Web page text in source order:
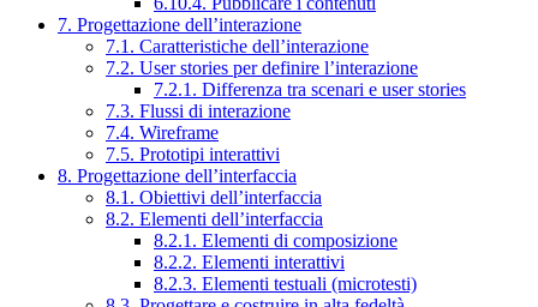
7. Progettazione dell’interazione
7.1. Caratteristiche dell’interazione
7.2. User stories per definire l’interazione
7.2.1. Differenza tra scenari e user stories
7.3. Flussi di interazione
7.4. Wireframe
7.5. Prototipi interattivi
8. Progettazione dell’interfaccia
8.1. Obiettivi dell’interfaccia
8.2. Elementi dell’interfaccia
8.2.1. Elementi di composizione
8.2.2. Elementi interattivi
8.2.3. Elementi testuali (microtesti)